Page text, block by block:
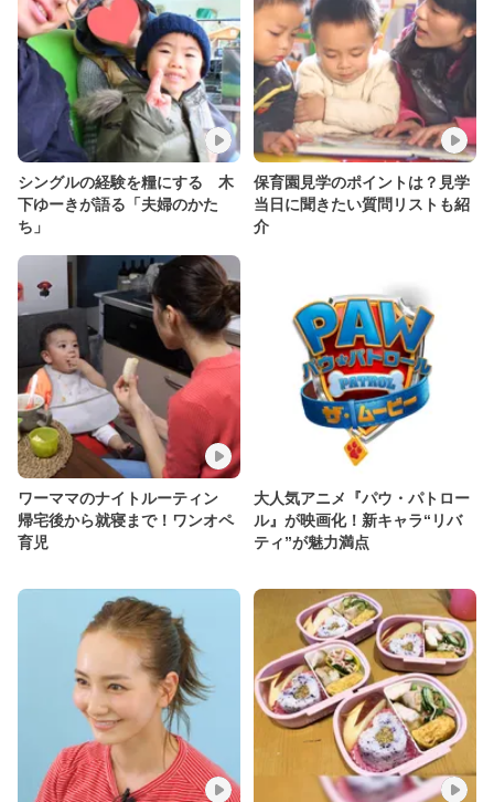
シングルの経験を糧にする 木
下ゆーきが語る「夫婦のかた
ち」
保育園見学のポイントは？見学
当日に聞きたい質問リストも紹
介
ワーママのナイトルーティン
帰宅後から就寝まで！ワンオペ
育児
大人気アニメ『パウ・パトロー
ル』が映画化！新キャラ“リバ
ティ”が魅力満点